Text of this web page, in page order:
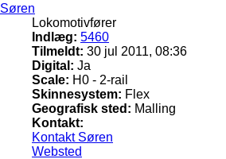
Søren
Lokomotivfører
Indlæg: 5460
Tilmeldt: 30 jul 2011, 08:36
Digital: Ja
Scale: H0 - 2-rail
Skinnesystem: Flex
Geografisk sted: Malling
Kontakt:
Kontakt Søren
Websted